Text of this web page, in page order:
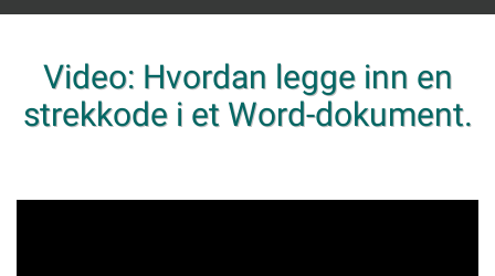
Video: Hvordan legge inn en
strekkode i et Word-dokument.